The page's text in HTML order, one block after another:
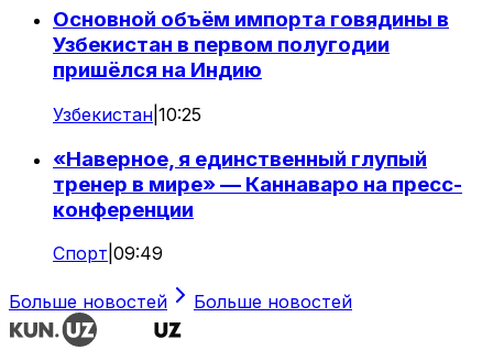
Основной объём импорта говядины в
Узбекистан в первом полугодии
пришёлся на Индию
Узбекистан 10:25
«Наверное, я единственный глупый
тренер в мире» — Каннаваро на пресс-
конференции
Спорт 09:49
Больше новостей Больше новостей